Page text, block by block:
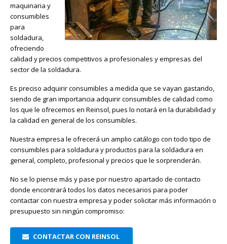
maquinaria y
consumibles
para
soldadura,
ofreciendo
calidad y precios competitivos a profesionales y empresas del
sector de la soldadura.
Es preciso adquirir consumibles a medida que se vayan gastando,
siendo de gran importancia adquirir consumibles de calidad como
los que le ofrecemos en Reinsol, pues lo notará en la durabilidad y
la calidad en general de los consumibles.
Nuestra empresa le ofrecerá un amplio catálogo con todo tipo de
consumibles para soldadura y productos para la soldadura en
general, completo, profesional y precios que le sorprenderán.
No se lo piense más y pase por nuestro apartado de contacto
donde encontrará todos los datos necesarios para poder
contactar con nuestra empresa y poder solicitar más información o
presupuesto sin ningún compromiso:
CONTACTAR CON REINSOL